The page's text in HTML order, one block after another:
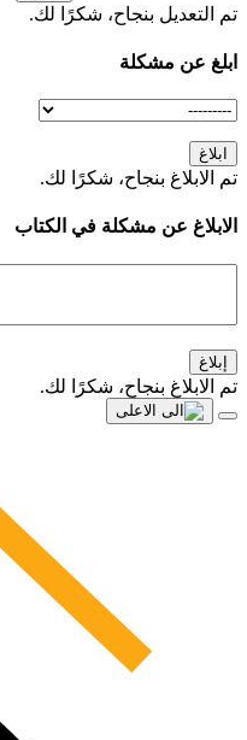
تم التعديل بنجاح، شكرًا لك.
ابلغ عن مشكلة
ابلاغ
تم الابلاغ بنجاح، شكرًا لك.
الابلاغ عن مشكلة في الكتاب
إبلاغ
تم الابلاغ بنجاح، شكرًا لك.